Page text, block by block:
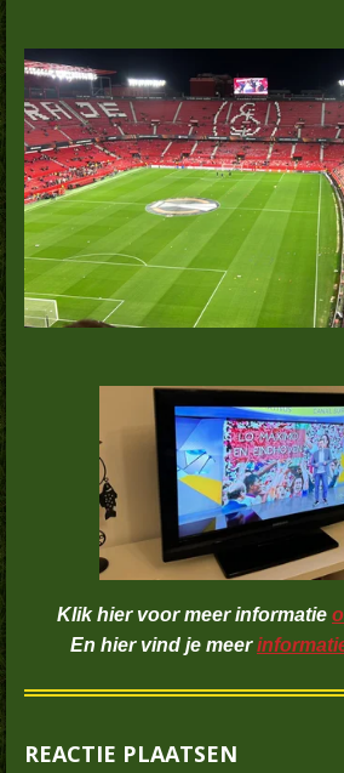
Klik hier voor meer informatie
En hier vind je meer
REACTIE PLAATSEN